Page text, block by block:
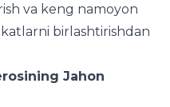
va keng namoyon
birlashtirishdan
Jahon